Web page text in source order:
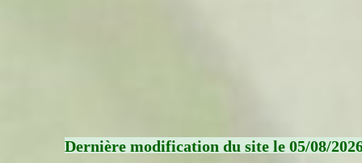
Dernière modification du site le 05/08/